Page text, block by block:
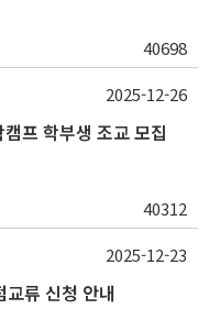
40698
프 학부생 조교 모집
40312
2025-12-26
류 신청 안내
2025-12-23